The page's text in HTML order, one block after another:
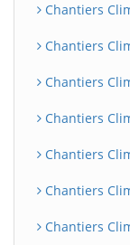
Chantiers
Chantiers
Chantiers
Chantiers
Chantiers
Chantiers
Chantiers